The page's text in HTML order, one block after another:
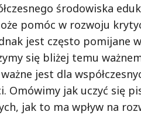
środowiska
pomóc w rozwoju
jest często pomijane
się bliżej temu
jest dla
Omówimy jak uczyć się
jak to ma wpływ na